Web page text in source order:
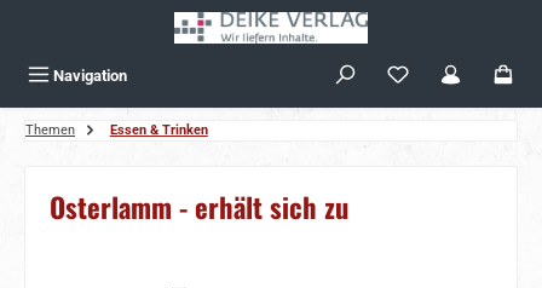
Navigation
Themen Essen & Trinken
Osterlamm - erhält sich zu